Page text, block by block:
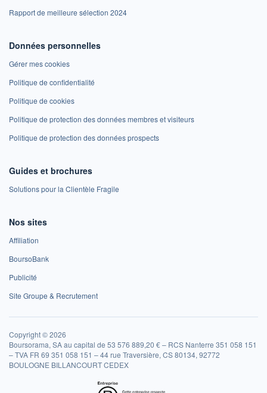
Rapport de meilleure sélection 2024
Données personnelles
Gérer mes cookies
Politique de confidentialité
Politique de cookies
Politique de protection des données membres et visiteurs
Politique de protection des données prospects
Guides et brochures
Solutions pour la Clientèle Fragile
Nos sites
Affiliation
BoursoBank
Publicité
Site Groupe & Recrutement
Copyright © 2026
Boursorama, SA au capital de 53 576 889,20 € – RCS Nanterre 351 058 151
– TVA FR 69 351 058 151 – 44 rue Traversière, CS 80134, 92772
BOULOGNE BILLANCOURT CEDEX